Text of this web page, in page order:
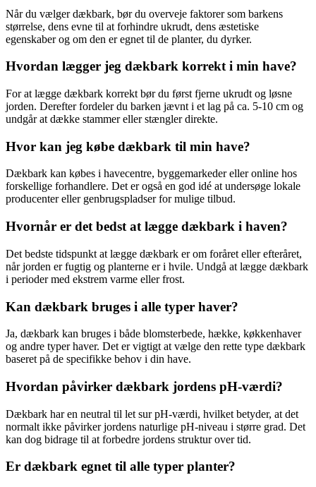
Når du vælger dækbark, bør du overveje faktorer som barkens
størrelse, dens evne til at forhindre ukrudt, dens æstetiske
egenskaber og om den er egnet til de planter, du dyrker.
Hvordan lægger jeg dækbark korrekt i min have?
For at lægge dækbark korrekt bør du først fjerne ukrudt og løsne
jorden. Derefter fordeler du barken jævnt i et lag på ca. 5-10 cm og
undgår at dække stammer eller stængler direkte.
Hvor kan jeg købe dækbark til min have?
Dækbark kan købes i havecentre, byggemarkeder eller online hos
forskellige forhandlere. Det er også en god idé at undersøge lokale
producenter eller genbrugspladser for mulige tilbud.
Hvornår er det bedst at lægge dækbark i haven?
Det bedste tidspunkt at lægge dækbark er om foråret eller efteråret,
når jorden er fugtig og planterne er i hvile. Undgå at lægge dækbark
i perioder med ekstrem varme eller frost.
Kan dækbark bruges i alle typer haver?
Ja, dækbark kan bruges i både blomsterbede, hække, køkkenhaver
og andre typer haver. Det er vigtigt at vælge den rette type dækbark
baseret på de specifikke behov i din have.
Hvordan påvirker dækbark jordens pH-værdi?
Dækbark har en neutral til let sur pH-værdi, hvilket betyder, at det
normalt ikke påvirker jordens naturlige pH-niveau i større grad. Det
kan dog bidrage til at forbedre jordens struktur over tid.
Er dækbark egnet til alle typer planter?